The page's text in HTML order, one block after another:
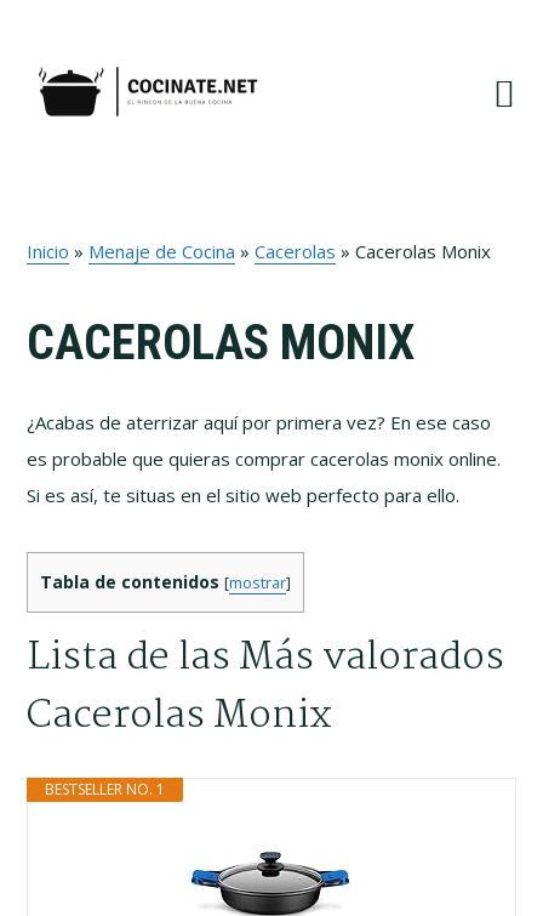
navegación
principal
contenido
principal
Inicio » Menaje de Cocina »Cacerolas »Cacerolas Monix
CACEROLAS MONIX
¿Acabas de aterrizar aquí por primera vez? En ese caso
es probable que quieras comprar cacerolas monix online.
Si es así, te situas en el sitio web perfecto para ello.
Tabla de contenidos [mostrar]
Lista de las Más valorados
Cacerolas Monix
BESTSELLER NO. 1